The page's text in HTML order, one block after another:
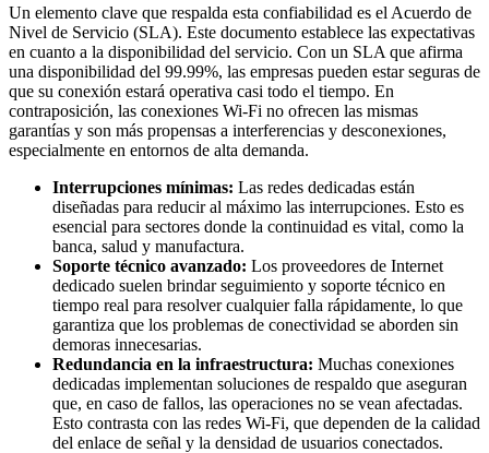
Un elemento clave que respalda esta confiabilidad es el Acuerdo de
Nivel de Servicio (SLA). Este documento establece las expectativas
en cuanto a la disponibilidad del servicio. Con un SLA que afirma
una disponibilidad del 99.99%, las empresas pueden estar seguras de
que su conexión estará operativa casi todo el tiempo. En
contraposición, las conexiones Wi-Fi no ofrecen las mismas
garantías y son más propensas a interferencias y desconexiones,
especialmente en entornos de alta demanda.
Interrupciones mínimas: Las redes dedicadas están
diseñadas para reducir al máximo las interrupciones. Esto es
esencial para sectores donde la continuidad es vital, como la
banca, salud y manufactura.
Soporte técnico avanzado: Los proveedores de Internet
dedicado suelen brindar seguimiento y soporte técnico en
tiempo real para resolver cualquier falla rápidamente, lo que
garantiza que los problemas de conectividad se aborden sin
demoras innecesarias.
Redundancia en la infraestructura: Muchas conexiones
dedicadas implementan soluciones de respaldo que aseguran
que, en caso de fallos, las operaciones no se vean afectadas.
Esto contrasta con las redes Wi-Fi, que dependen de la calidad
del enlace de señal y la densidad de usuarios conectados.